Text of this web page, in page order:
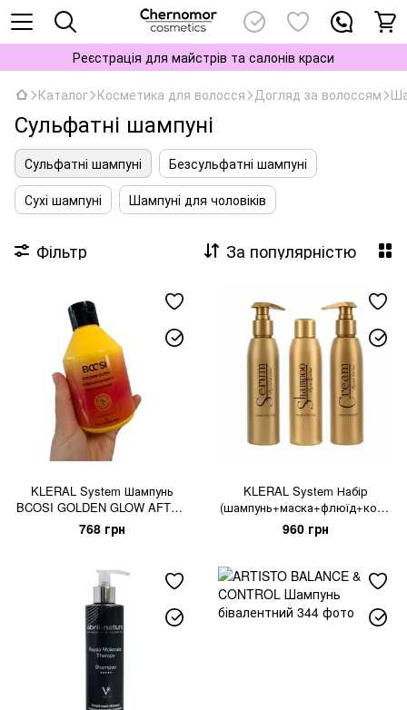
Реєстрація для майстрів та салонів краси
Каталог Косметика для волосся Догляд за волоссям
Сульфатні шампуні
Сульфатні шампуні
Безсульфатні шампуні
Сухі шампуні
Шампуні для чоловіків
Фільтр За популярністю
KLERAL System Шампунь
BCOSI GOLDEN GLOW AFTER
SUN
768 грн
KLERAL System Набір
(шампунь+маска+флюїд+косм
етичка) SEMI DI LINO
960 грн